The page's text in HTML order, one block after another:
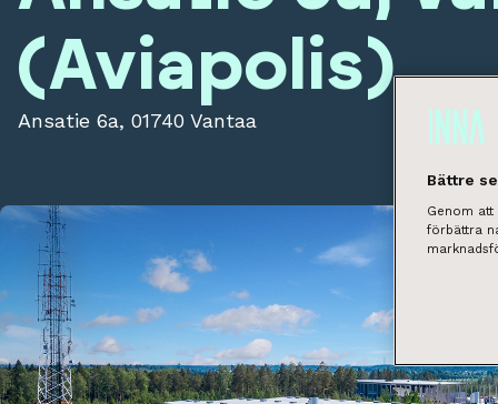
(Aviapolis)
Ansatie 6a, 01740 Vantaa
Bättre
Genom
förbättra